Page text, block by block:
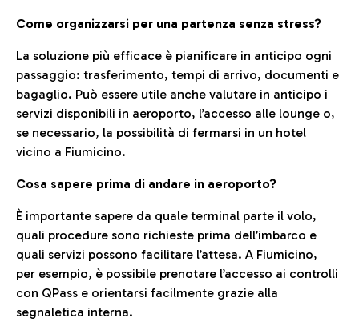
Come organizzarsi per una partenza senza stress?
La soluzione più efficace è pianificare in anticipo ogni
passaggio: trasferimento, tempi di arrivo, documenti e
bagaglio. Può essere utile anche valutare in anticipo i
servizi disponibili in aeroporto, l’accesso alle lounge o,
se necessario, la possibilità di fermarsi in un hotel
vicino a Fiumicino.
Cosa sapere prima di andare in aeroporto?
È importante sapere da quale terminal parte il volo,
quali procedure sono richieste prima dell’imbarco e
quali servizi possono facilitare l’attesa. A Fiumicino,
per esempio, è possibile prenotare l’accesso ai controlli
con QPass e orientarsi facilmente grazie alla
segnaletica interna.